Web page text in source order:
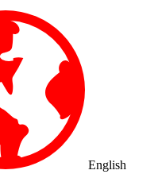
English